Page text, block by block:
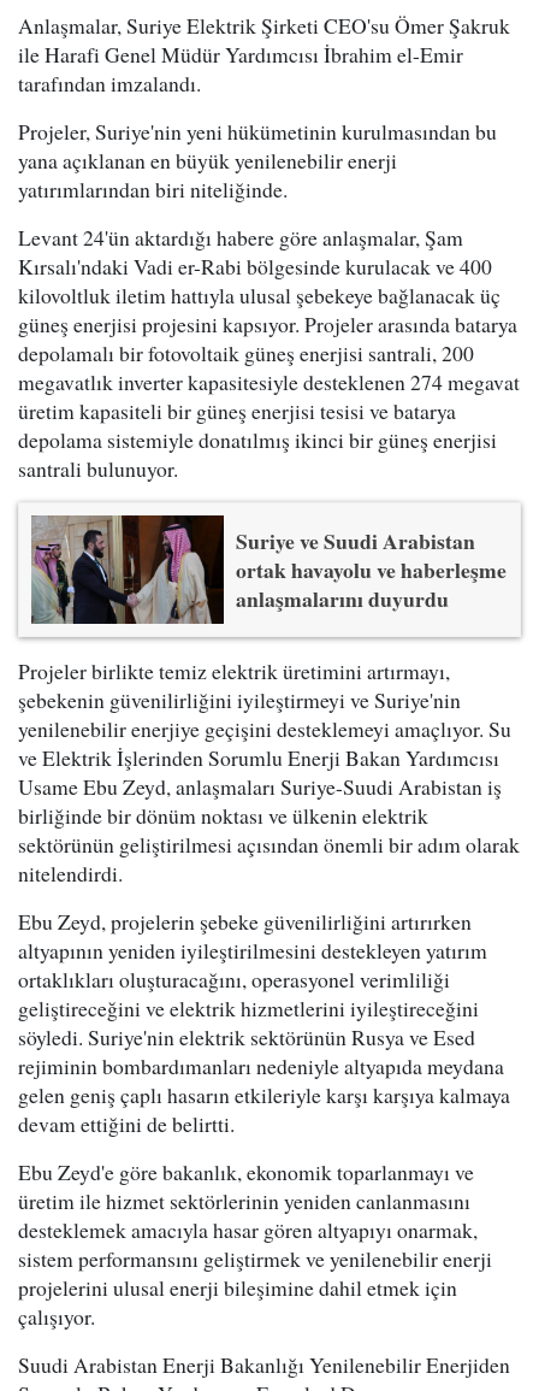
Anlaşmalar, Suriye Elektrik Şirketi CEO'su Ömer Şakruk
ile Harafi Genel Müdür Yardımcısı İbrahim el-Emir
tarafından imzalandı.
Projeler, Suriye'nin yeni hükümetinin kurulmasından bu
yana açıklanan en büyük yenilenebilir enerji
yatırımlarından biri niteliğinde.
Levant 24'ün aktardığı habere göre anlaşmalar, Şam
Kırsalı'ndaki Vadi er-Rabi bölgesinde kurulacak ve 400
kilovoltluk iletim hattıyla ulusal şebekeye bağlanacak üç
güneş enerjisi projesini kapsıyor. Projeler arasında batarya
depolamalı bir fotovoltaik güneş enerjisi santrali, 200
megavatlık inverter kapasitesiyle desteklenen 274 megavat
üretim kapasiteli bir güneş enerjisi tesisi ve batarya
depolama sistemiyle donatılmış ikinci bir güneş enerjisi
santrali bulunuyor.
Suriye ve Suudi Arabistan
ortak havayolu ve haberleşme
anlaşmalarını duyurdu
Projeler birlikte temiz elektrik üretimini artırmayı,
şebekenin güvenilirliğini iyileştirmeyi ve Suriye'nin
yenilenebilir enerjiye geçişini desteklemeyi amaçlıyor. Su
ve Elektrik İşlerinden Sorumlu Enerji Bakan Yardımcısı
Usame Ebu Zeyd, anlaşmaları Suriye-Suudi Arabistan iş
birliğinde bir dönüm noktası ve ülkenin elektrik
sektörünün geliştirilmesi açısından önemli bir adım olarak
nitelendirdi.
Ebu Zeyd, projelerin şebeke güvenilirliğini artırırken
altyapının yeniden iyileştirilmesini destekleyen yatırım
ortaklıkları oluşturacağını, operasyonel verimliliği
geliştireceğini ve elektrik hizmetlerini iyileştireceğini
söyledi. Suriye'nin elektrik sektörünün Rusya ve Esed
rejiminin bombardımanları nedeniyle altyapıda meydana
gelen geniş çaplı hasarın etkileriyle karşı karşıya kalmaya
devam ettiğini de belirtti.
Ebu Zeyd'e göre bakanlık, ekonomik toparlanmayı ve
üretim ile hizmet sektörlerinin yeniden canlanmasını
desteklemek amacıyla hasar gören altyapıyı onarmak,
sistem performansını geliştirmek ve yenilenebilir enerji
projelerini ulusal enerji bileşimine dahil etmek için
çalışıyor.
Suudi Arabistan Enerji Bakanlığı Yenilenebilir Enerjiden